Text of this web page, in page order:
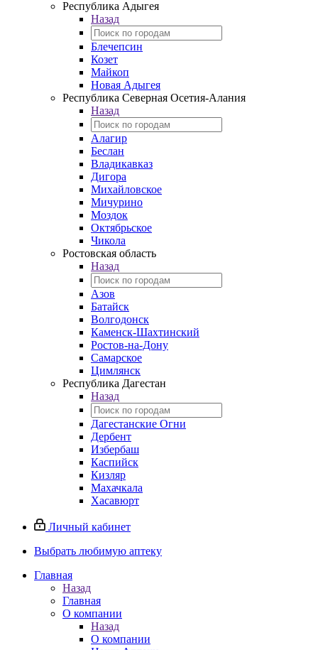
Республика Адыгея
Назад
Блечепсин
Козет
Майкоп
Новая Адыгея
Республика Северная Осетия-Алания
Назад
Алагир
Беслан
Владикавказ
Дигора
Михайловское
Мичурино
Моздок
Октябрьское
Чикола
Ростовская область
Назад
Азов
Батайск
Волгодонск
Каменск-Шахтинский
Ростов-на-Дону
Самарское
Цимлянск
Республика Дагестан
Назад
Дагестанские Огни
Дербент
Избербаш
Каспийск
Кизляр
Махачкала
Хасавюрт
Личный кабинет
Выбрать любимую аптеку
Главная
Назад
Главная
О компании
Назад
О компании